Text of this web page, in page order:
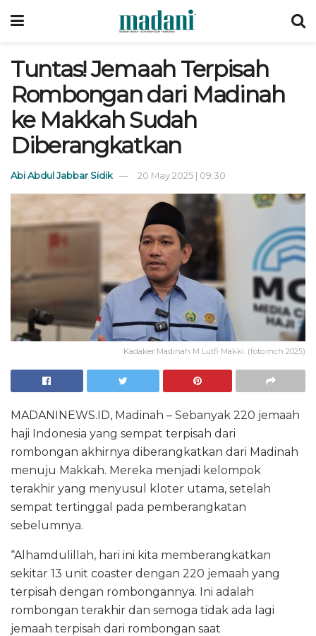
Tuntas! Jemaah Terpisah
Rombongan dari Madinah
ke Makkah Sudah
Diberangkatkan
Abi Abdul Jabbar Sidik 20 May 2025 | 09:30
Kadaker Madinah M Lutfi Makki. (foto:mch 2025)
MADANINEWS.ID, Madinah – Sebanyak 220 jemaah
haji Indonesia yang sempat terpisah dari
rombongan akhirnya diberangkatkan dari Madinah
menuju Makkah. Mereka menjadi kelompok
terakhir yang menyusul kloter utama, setelah
sempat tertinggal pada pemberangkatan
sebelumnya.
“Alhamdulillah, hari ini kita memberangkatkan
sekitar 13 unit coaster dengan 220 jemaah yang
terpisah dengan rombongannya. Ini adalah
rombongan terakhir dan semoga tidak ada lagi
jemaah terpisah dari rombongan saat